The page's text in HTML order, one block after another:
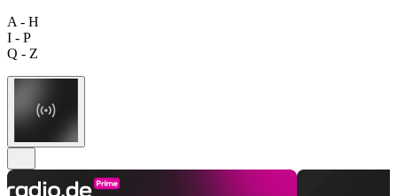
A - H
I - P
Q - Z